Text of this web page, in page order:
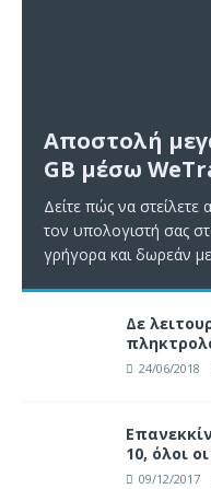
Αποστολή
GB μέσω
Δείτε πώς να
τον υπολογιστή σας
γρήγορα και δωρεάν
Δε
24/06/2018
10, όλοι
09/12/2017